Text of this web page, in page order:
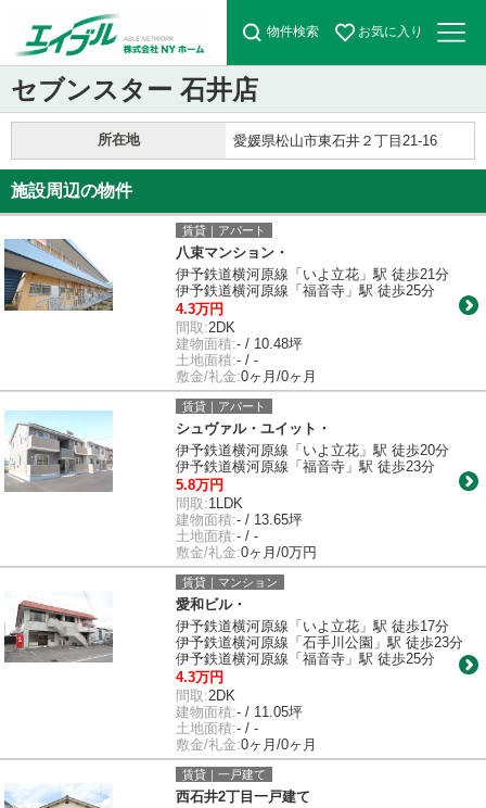
物件検索 お気に入り
セブンスター 石井店
所在地 愛媛県松山市東石井２丁目21-16
施設周辺の物件
賃貸｜アパート
八束マンション・
伊予鉄道横河原線「いよ立花」駅 徒歩21分
伊予鉄道横河原線「福音寺」駅 徒歩25分
4.3万円
間取:2DK
建物面積:- / 10.48坪
土地面積:- / -
敷金/礼金:0ヶ月/0ヶ月
賃貸｜アパート
シュヴァル・ユイット・
伊予鉄道横河原線「いよ立花」駅 徒歩20分
伊予鉄道横河原線「福音寺」駅 徒歩23分
5.8万円
間取:1LDK
建物面積:- / 13.65坪
土地面積:- / -
敷金/礼金:0ヶ月/0万円
賃貸｜マンション
愛和ビル・
伊予鉄道横河原線「いよ立花」駅 徒歩17分
伊予鉄道横河原線「石手川公園」駅 徒歩23分
伊予鉄道横河原線「福音寺」駅 徒歩25分
4.3万円
間取:2DK
建物面積:- / 11.05坪
土地面積:- / -
敷金/礼金:0ヶ月/0ヶ月
賃貸｜一戸建て
西石井2丁目一戸建て